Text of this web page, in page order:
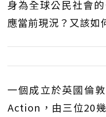
身為全球公民社會
應當前現況？又該如
一個成立於英國倫
Action，由三位20